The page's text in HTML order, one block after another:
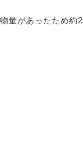
量があったため約2